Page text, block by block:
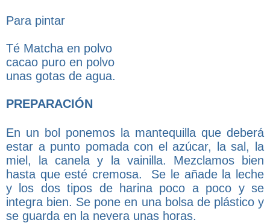
Para pintar
Té Matcha en polvo
cacao puro en polvo
unas gotas de agua.
PREPARACIÓN
En un bol ponemos la mantequilla que deberá
estar a punto pomada con el azúcar, la sal, la
miel, la canela y la vainilla. Mezclamos bien
hasta que esté cremosa. Se le añade la leche
y los dos tipos de harina poco a poco y se
integra bien. Se pone en una bolsa de plástico y
se guarda en la nevera unas horas.